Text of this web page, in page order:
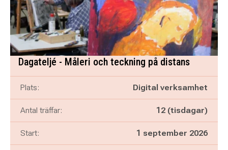
Dagateljé - Måleri och teckning på distans
Plats: Digital verksamhet
Antal träffar: 12 (tisdagar)
Start: 1 september 2026